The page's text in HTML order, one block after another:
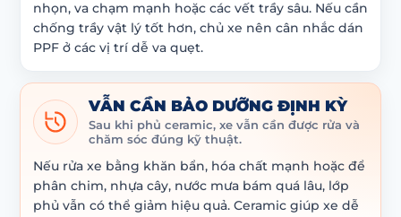
nhọn, va chạm mạnh hoặc các vết trầy sâu. Nếu cần
chống trầy vật lý tốt hơn, chủ xe nên cân nhắc dán
PPF ở các vị trí dễ va quẹt.
VẪN CẦN BẢO DƯỠNG ĐỊNH KỲ
Sau khi phủ ceramic, xe vẫn cần được rửa và
chăm sóc đúng kỹ thuật.
Nếu rửa xe bằng khăn bẩn, hóa chất mạnh hoặc để
phân chim, nhựa cây, nước mưa bám quá lâu, lớp
phủ vẫn có thể giảm hiệu quả. Ceramic giúp xe dễ